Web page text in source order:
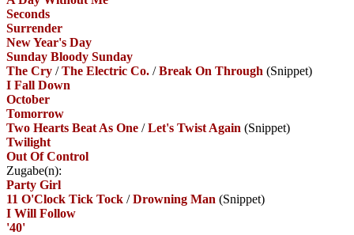
Seconds
Surrender
New Year's Day
Sunday Bloody Sunday
The Cry /The Electric Co. /Break On Through (Snippet)
I Fall Down
October
Tomorrow
Two Hearts Beat As One /Let's Twist Again (Snippet)
Twilight
Out Of Control
Zugabe(n):
Party Girl
11 O'Clock Tick Tock /Drowning Man (Snippet)
I Will Follow
'40'